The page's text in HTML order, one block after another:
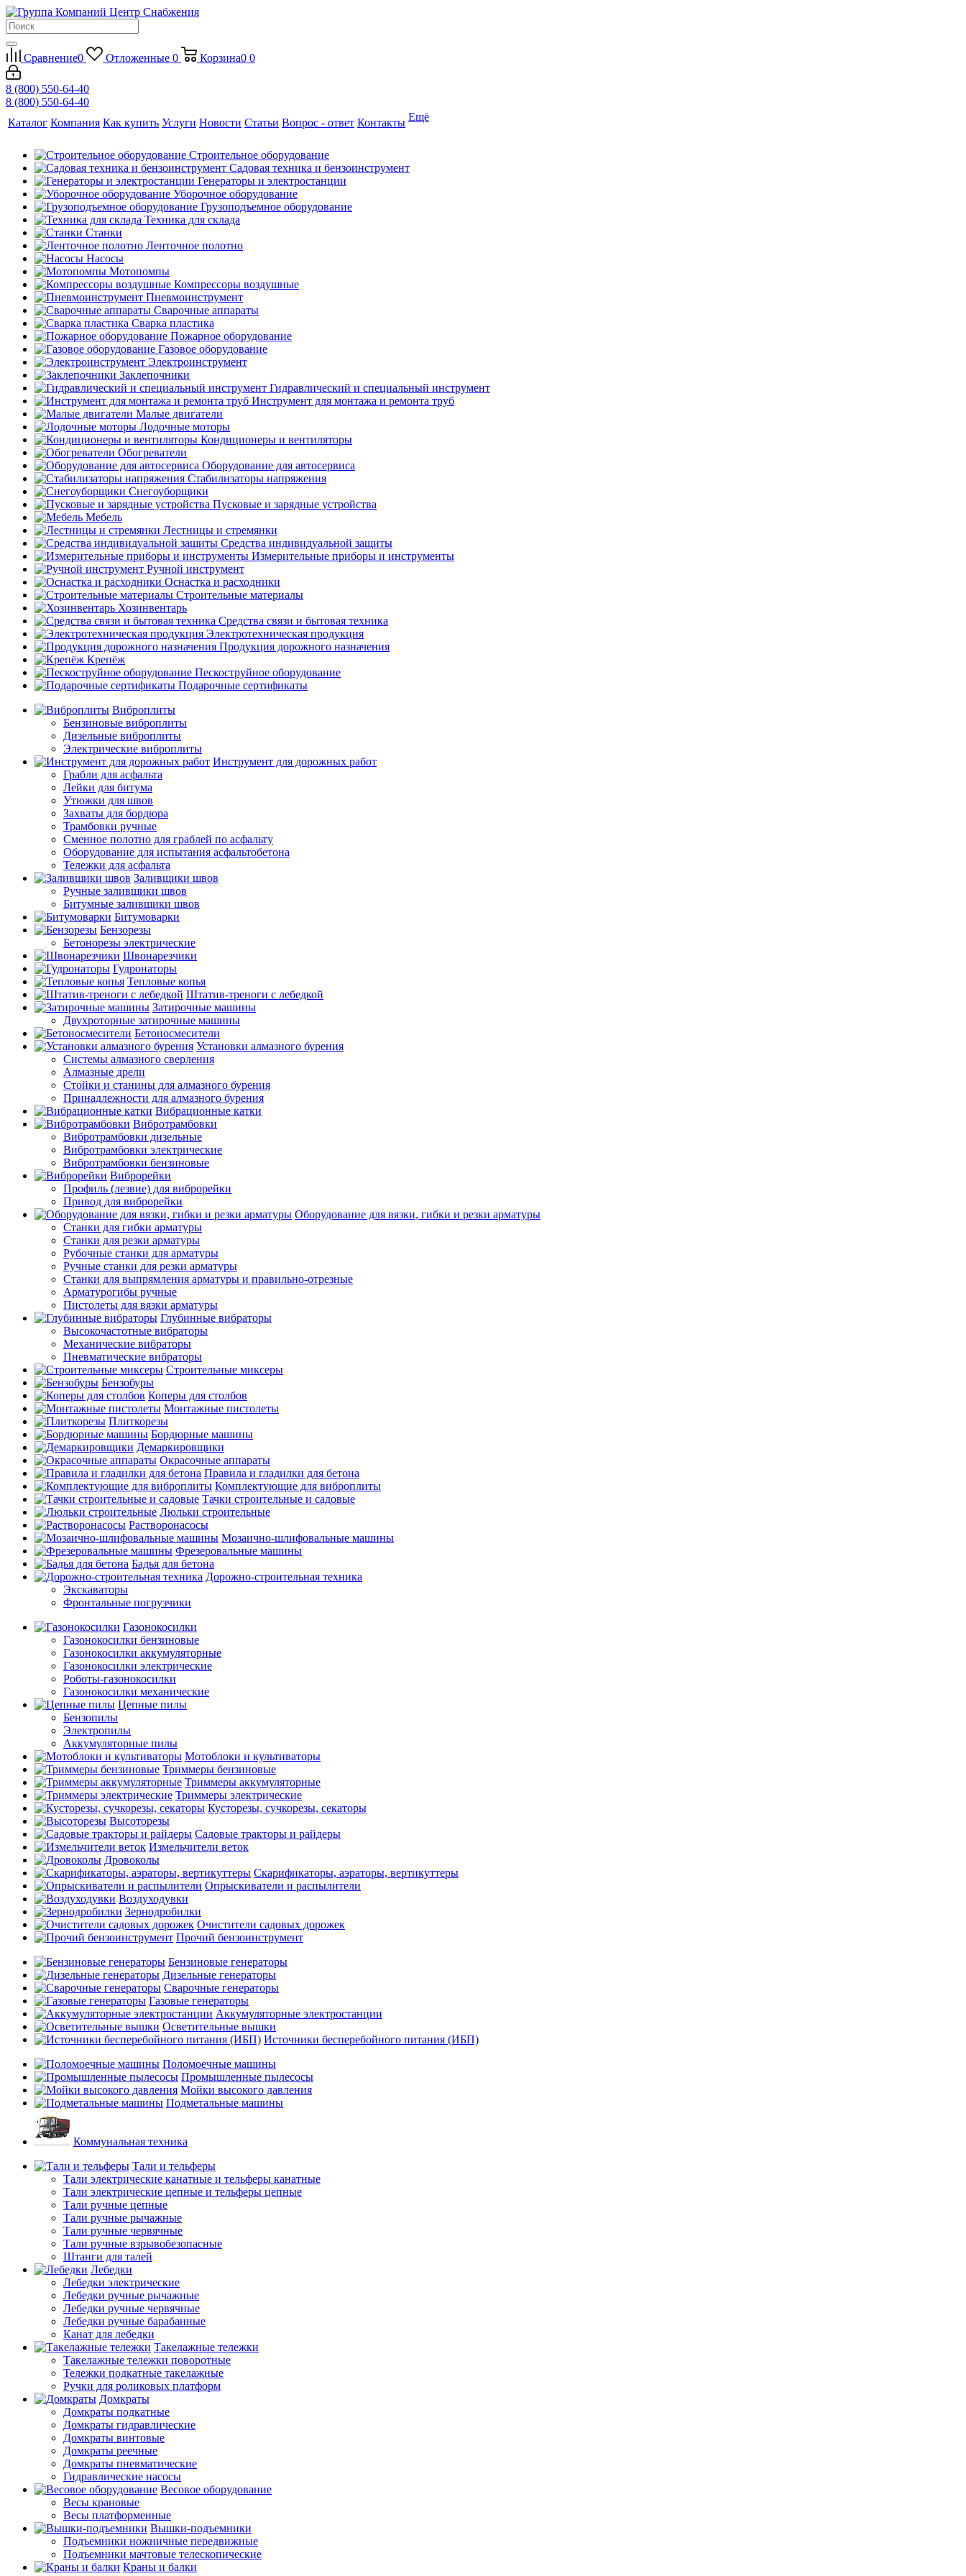
Сравнение0 Отложенные 0 Корзина0 0
8 (800) 550-64-40
8 (800) 550-64-40
Каталог Компания Как купить Услуги Новости Статьи Вопрос - ответ Контакты Ещё
Строительное оборудование
Садовая техника и бензоинструмент
Генераторы и электростанции
Уборочное оборудование
Грузоподъемное оборудование
Техника для склада
Станки
Ленточное полотно
Насосы
Мотопомпы
Компрессоры воздушные
Пневмоинструмент
Сварочные аппараты
Сварка пластика
Пожарное оборудование
Газовое оборудование
Электроинструмент
Заклепочники
Гидравлический и специальный инструмент
Инструмент для монтажа и ремонта труб
Малые двигатели
Лодочные моторы
Кондиционеры и вентиляторы
Обогреватели
Оборудование для автосервиса
Стабилизаторы напряжения
Снегоуборщики
Пусковые и зарядные устройства
Мебель
Лестницы и стремянки
Средства индивидуальной защиты
Измерительные приборы и инструменты
Ручной инструмент
Оснастка и расходники
Строительные материалы
Хозинвентарь
Средства связи и бытовая техника
Электротехническая продукция
Продукция дорожного назначения
Крепёж
Пескоструйное оборудование
Подарочные сертификаты
Виброплиты
Бензиновые виброплиты
Дизельные виброплиты
Электрические виброплиты
Инструмент для дорожных работ
Грабли для асфальта
Лейки для битума
Утюжки для швов
Захваты для бордюра
Трамбовки ручные
Сменное полотно для граблей по асфальту
Оборудование для испытания асфальтобетона
Тележки для асфальта
Заливщики швов
Ручные заливщики швов
Битумные заливщики швов
Битумоварки
Бензорезы
Бетонорезы электрические
Швонарезчики
Гудронаторы
Тепловые копья
Штатив-треноги с лебедкой
Затирочные машины
Двухроторные затирочные машины
Бетоносмесители
Установки алмазного бурения
Системы алмазного сверления
Алмазные дрели
Стойки и станины для алмазного бурения
Принадлежности для алмазного бурения
Вибрационные катки
Вибротрамбовки
Вибротрамбовки дизельные
Вибротрамбовки электрические
Вибротрамбовки бензиновые
Виброрейки
Профиль (лезвие) для виброрейки
Привод для виброрейки
Оборудование для вязки, гибки и резки арматуры
Станки для гибки арматуры
Станки для резки арматуры
Рубочные станки для арматуры
Ручные станки для резки арматуры
Станки для выпрямления арматуры и правильно-отрезные
Арматурогибы ручные
Пистолеты для вязки арматуры
Глубинные вибраторы
Высокочастотные вибраторы
Механические вибраторы
Пневматические вибраторы
Строительные миксеры
Бензобуры
Коперы для столбов
Монтажные пистолеты
Плиткорезы
Бордюрные машины
Демаркировщики
Окрасочные аппараты
Правила и гладилки для бетона
Комплектующие для виброплиты
Тачки строительные и садовые
Люльки строительные
Растворонасосы
Мозаично-шлифовальные машины
Фрезеровальные машины
Бадья для бетона
Дорожно-строительная техника
Экскаваторы
Фронтальные погрузчики
Газонокосилки
Газонокосилки бензиновые
Газонокосилки аккумуляторные
Газонокосилки электрические
Роботы-газонокосилки
Газонокосилки механические
Цепные пилы
Бензопилы
Электропилы
Аккумуляторные пилы
Мотоблоки и культиваторы
Триммеры бензиновые
Триммеры аккумуляторные
Триммеры электрические
Кусторезы, сучкорезы, секаторы
Высоторезы
Садовые тракторы и райдеры
Измельчители веток
Дровоколы
Скарификаторы, аэраторы, вертикуттеры
Опрыскиватели и распылители
Воздуходувки
Зернодробилки
Очистители садовых дорожек
Прочий бензоинструмент
Бензиновые генераторы
Дизельные генераторы
Сварочные генераторы
Газовые генераторы
Аккумуляторные электростанции
Осветительные вышки
Источники бесперебойного питания (ИБП)
Поломоечные машины
Промышленные пылесосы
Мойки высокого давления
Подметальные машины
Коммунальная техника
Тали и тельферы
Тали электрические канатные и тельферы канатные
Тали электрические цепные и тельферы цепные
Тали ручные цепные
Тали ручные рычажные
Тали ручные червячные
Тали ручные взрывобезопасные
Штанги для талей
Лебедки
Лебедки электрические
Лебедки ручные рычажные
Лебедки ручные червячные
Лебедки ручные барабанные
Канат для лебедки
Такелажные тележки
Такелажные тележки поворотные
Тележки подкатные такелажные
Ручки для роликовых платформ
Домкраты
Домкраты подкатные
Домкраты гидравлические
Домкраты винтовые
Домкраты реечные
Домкраты пневматические
Гидравлические насосы
Весовое оборудование
Весы крановые
Весы платформенные
Вышки-подъемники
Подъемники ножничные передвижные
Подъемники мачтовые телескопические
Краны и балки